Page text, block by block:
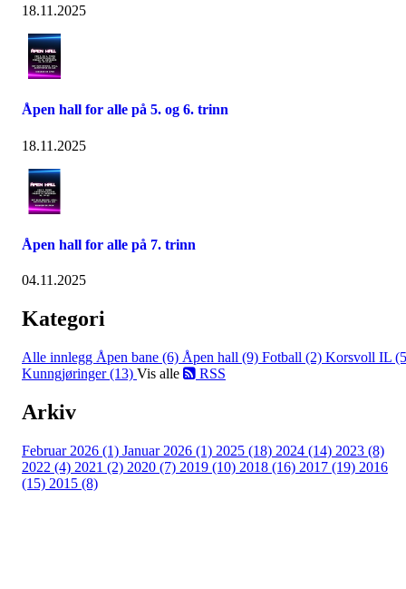
18.11.2025
Åpen hall for alle på 5. og 6. trinn
18.11.2025
Åpen hall for alle på 7. trinn
04.11.2025
Kategori
Alle innlegg Åpen bane (6) Åpen hall (9) Fotball (2) Korsvoll IL
Kunngjøringer (13) Vis alle RSS
Arkiv
Februar 2026 (1) Januar 2026 (1) 2025 (18) 2024 (14) 2023 (8)
2022 (4) 2021 (2) 2020 (7) 2019 (10) 2018 (16) 2017 (19) 2016
(15) 2015 (8)